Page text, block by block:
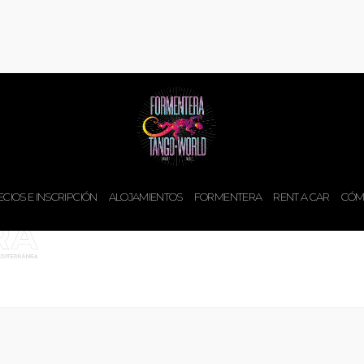
E INSCRIPCIÓN ALOJAMIENTOS FORMENTERA RENT A CAR
Formentera